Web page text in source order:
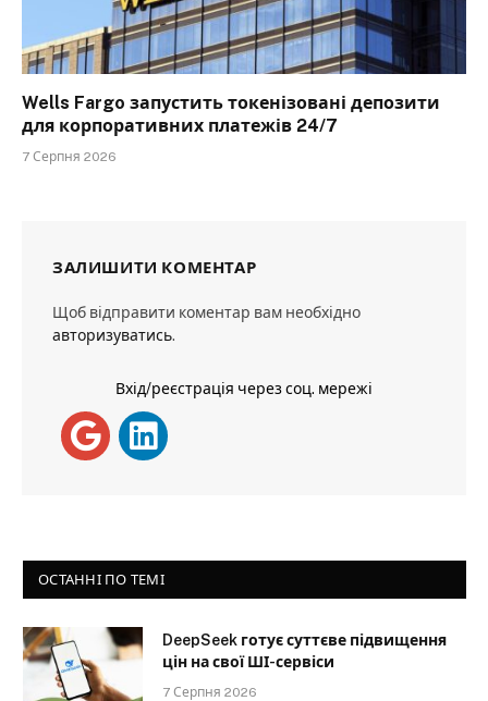
Wells Fargo запустить токенізовані депозити
для корпоративних платежів 24/7
7 Серпня 2026
ЗАЛИШИТИ КОМЕНТАР
Щоб відправити коментар вам необхідно
авторизуватись.
Вхід/реєстрація через соц. мережі
ОСТАННІ ПО ТЕМІ
DeepSeek готує суттєве підвищення
цін на свої ШІ-сервіси
7 Серпня 2026